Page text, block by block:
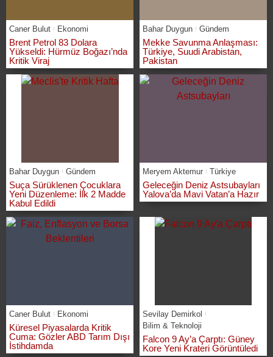
Caner Bulut Ekonomi
Brent Petrol 83 Dolara
Yükseldi: Hürmüz Boğazı’nda
Kritik Viraj
Bahar Duygun Gündem
Mekke Savunma Anlaşması:
Türkiye, Suudi Arabistan,
Pakistan
Bahar Duygun Gündem
Suça Sürüklenen Çocuklara
Yeni Düzenleme: İlk 2 Madde
Kabul Edildi
Meryem Aktemur Türkiye
Geleceğin Deniz Astsubayları
Yalova’da Mavi Vatan’a Hazır
Caner Bulut Ekonomi
Küresel Piyasalarda Kritik
Cuma: Gözler ABD Tarım Dışı
İstihdamda
Sevilay Demirkol
Bilim & Teknoloji
Falcon 9 Ay’a Çarptı: Güney
Kore Yeni Krateri Görüntüledi